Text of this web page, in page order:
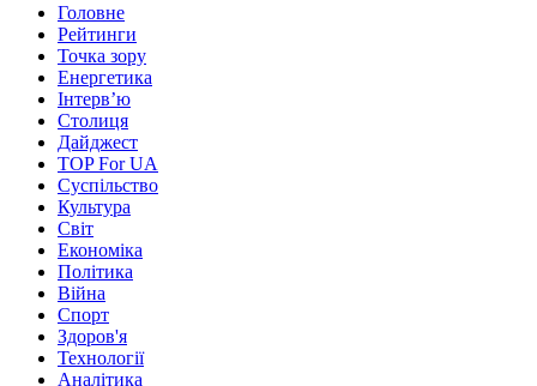
Головне
Рейтинги
Точка зору
Енергетика
Інтерв’ю
Столиця
Дайджест
TOP For UA
Суспiльство
Культура
Світ
Економіка
Політика
Війна
Спорт
Здоров'я
Технології
Аналітика